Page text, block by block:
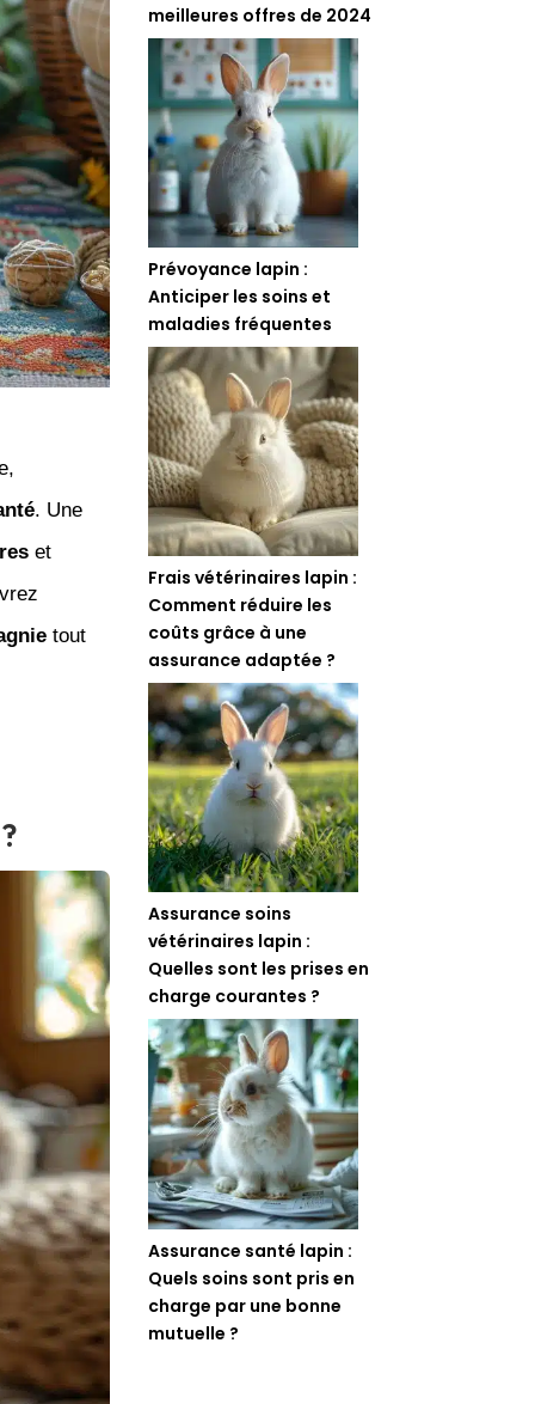
. Une
et
tout
meilleures offres de 2024
Prévoyance lapin :
Anticiper les soins et
maladies fréquentes
Frais vétérinaires lapin :
Comment réduire les
coûts grâce à une
assurance adaptée ?
Assurance soins
vétérinaires lapin :
Quelles sont les prises en
charge courantes ?
Assurance santé lapin :
Quels soins sont pris en
charge par une bonne
mutuelle ?